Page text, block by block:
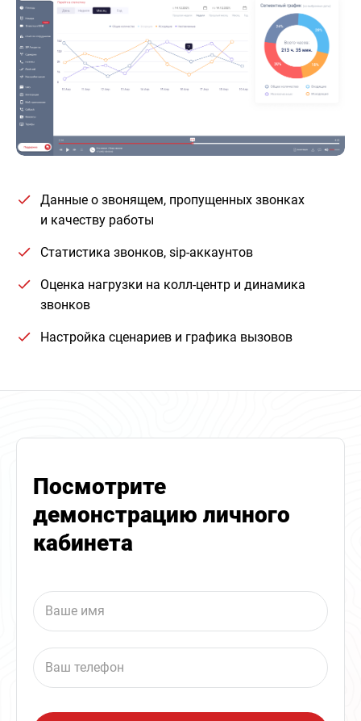
Данные о звонящем, пропущенных звонках
и качеству работы
Статистика звонков, sip-аккаунтов
Оценка нагрузки на колл-центр и динамика
звонков
Настройка сценариев и графика вызовов
Посмотрите
демонстрацию личного
кабинета